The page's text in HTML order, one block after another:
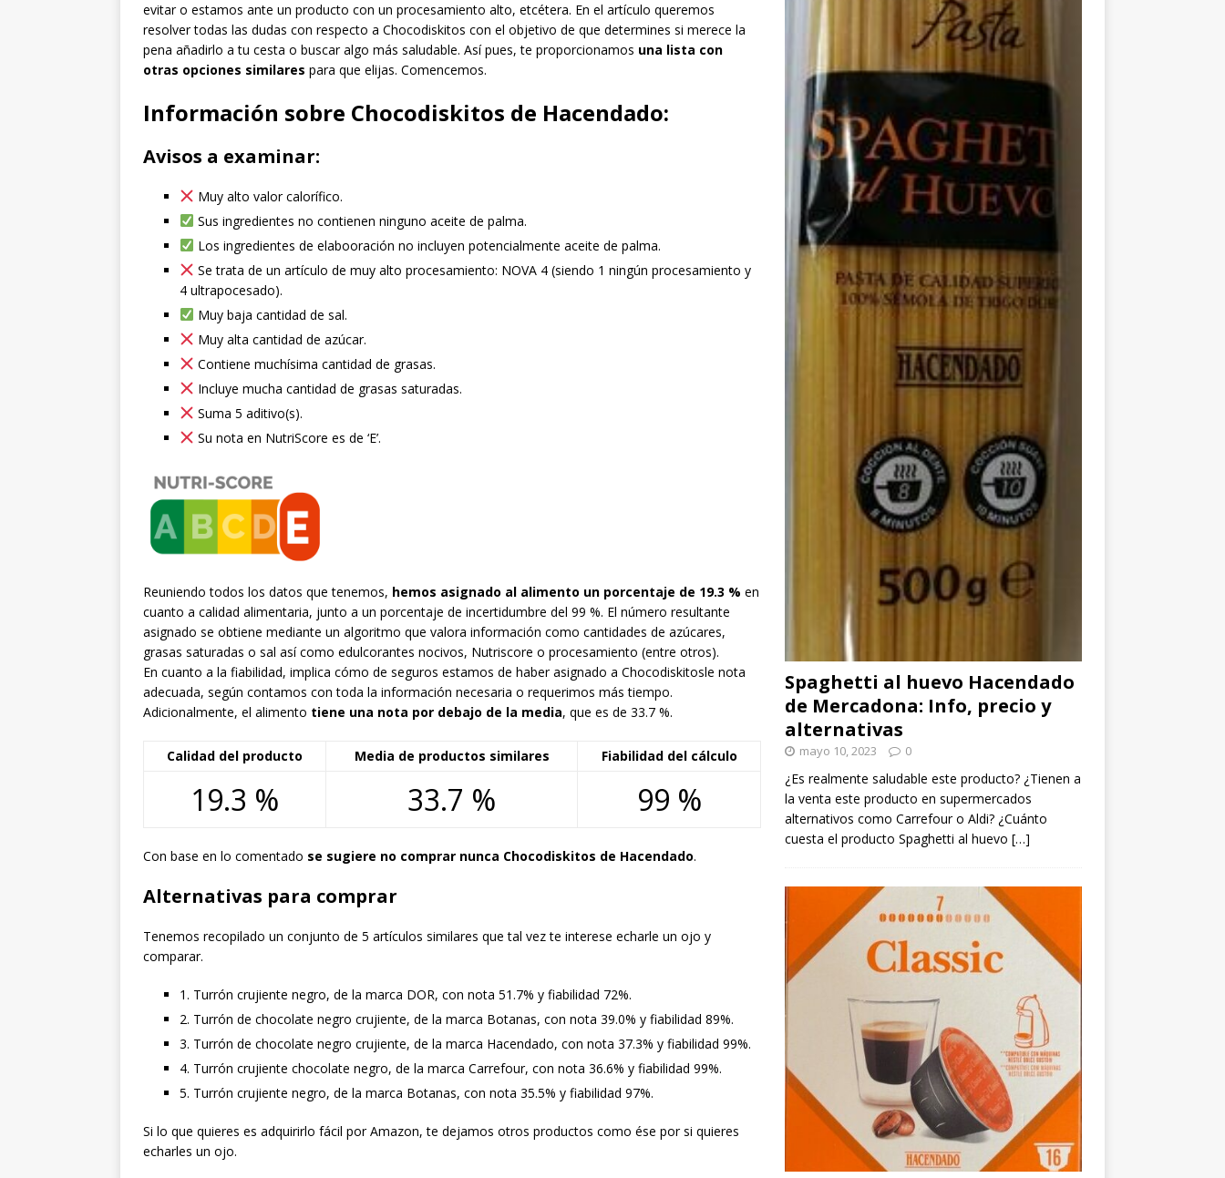
evitar o estamos ante un producto con un procesamiento alto, etcétera. En el artículo queremos
resolver todas las dudas con respecto a Chocodiskitos con el objetivo de que determines si merece la
pena añadirlo a tu cesta o buscar algo más saludable. Así pues, te proporcionamos una lista con
otras opciones similares para que elijas. Comencemos.
Información sobre Chocodiskitos de Hacendado:
Avisos a examinar:
Muy alto valor calorífico.
Sus ingredientes no contienen ninguno aceite de palma.
Los ingredientes de elabooración no incluyen potencialmente aceite de palma.
Se trata de un artículo de muy alto procesamiento: NOVA 4 (siendo 1 ningún procesamiento y
4 ultrapocesado).
Muy baja cantidad de sal.
Muy alta cantidad de azúcar.
Contiene muchísima cantidad de grasas.
Incluye mucha cantidad de grasas saturadas.
Suma 5 aditivo(s).
Su nota en NutriScore es de ‘E’.
Reuniendo todos los datos que tenemos, hemos asignado al alimento un porcentaje de 19.3 % en
cuanto a calidad alimentaria, junto a un porcentaje de incertidumbre del 99 %. El número resultante
asignado se obtiene mediante un algoritmo que valora información como cantidades de azúcares,
grasas saturadas o sal así como edulcorantes nocivos, Nutriscore o procesamiento (entre otros).
En cuanto a la fiabilidad, implica cómo de seguros estamos de haber asignado a Chocodiskitosle nota
adecuada, según contamos con toda la información necesaria o requerimos más tiempo.
Adicionalmente, el alimento tiene una nota por debajo de la media, que es de 33.7 %.
Calidad del producto Media de productos similares Fiabilidad del cálculo
19.3 % 33.7 % 99 %
Con base en lo comentado se sugiere no comprar nunca Chocodiskitos de Hacendado.
Alternativas para comprar
Tenemos recopilado un conjunto de 5 artículos similares que tal vez te interese echarle un ojo y
comparar.
1. Turrón crujiente negro, de la marca DOR, con nota 51.7% y fiabilidad 72%.
2. Turrón de chocolate negro crujiente, de la marca Botanas, con nota 39.0% y fiabilidad 89%.
3. Turrón de chocolate negro crujiente, de la marca Hacendado, con nota 37.3% y fiabilidad 99%.
4. Turrón crujiente chocolate negro, de la marca Carrefour, con nota 36.6% y fiabilidad 99%.
5. Turrón crujiente negro, de la marca Botanas, con nota 35.5% y fiabilidad 97%.
Si lo que quieres es adquirirlo fácil por Amazon, te dejamos otros productos como ése por si quieres
echarles un ojo.
Spaghetti al huevo Hacendado
de Mercadona: Info, precio y
alternativas
mayo 10, 2023 0
¿Es realmente saludable este producto? ¿Tienen a
la venta este producto en supermercados
alternativos como Carrefour o Aldi? ¿Cuánto
cuesta el producto Spaghetti al huevo […]